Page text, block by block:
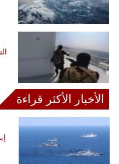
الأخبار الأكثر قراءة